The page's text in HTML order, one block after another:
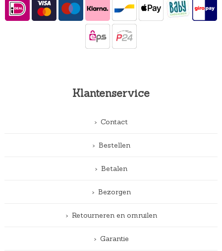
Klantenservice
Contact
Bestellen
Betalen
Bezorgen
Retourneren en omruilen
Garantie